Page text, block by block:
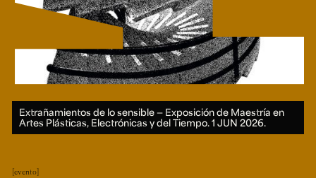
Extrañamientos de lo sensible — Exposición de Maestría en
Artes Plásticas, Electrónicas y del Tiempo.1 JUN 2026.
evento